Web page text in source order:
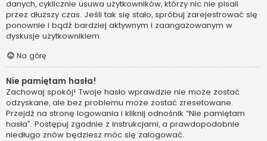
danych, cyklicznie usuwa użytkowników, którzy nic nie pisali
przez dłuższy czas. Jeśli tak się stało, spróbuj zarejestrować się
ponownie i bądź bardziej aktywnym i zaangażowanym w
dyskusje użytkownikiem.
Na górę
Nie pamiętam hasła!
Zachowaj spokój! Twoje hasło wprawdzie nie może zostać
odzyskane, ale bez problemu może zostać zresetowane.
Przejdź na stronę logowania i kliknij odnośnik “Nie pamiętam
hasła”. Postępuj zgodnie z instrukcjami, a prawdopodobnie
niedługo znów będziesz móc się zalogować.